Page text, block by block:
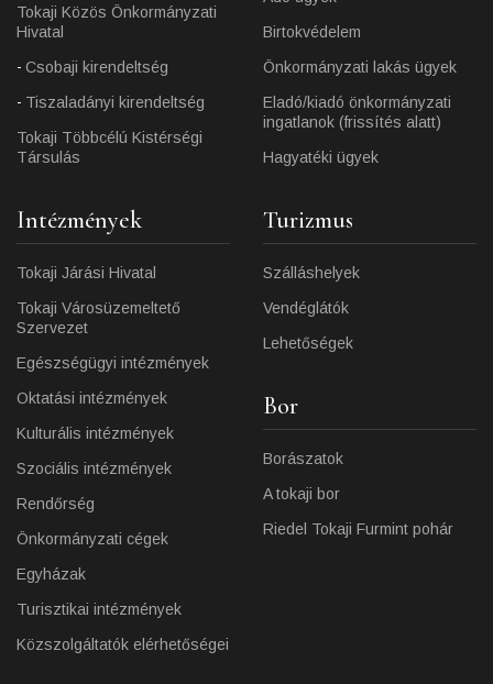
Tokaji Közös Önkormányzati
Hivatal
Csobaji kirendeltség
Tiszaladányi kirendeltség
Tokaji Többcélú Kistérségi
Társulás
Birtokvédelem
Önkormányzati lakás ügyek
Eladó/kiadó önkormányzati
ingatlanok (frissítés alatt)
Hagyatéki ügyek
Intézmények
Tokaji Járási Hivatal
Tokaji Városüzemeltető
Szervezet
Egészségügyi intézmények
Oktatási intézmények
Kulturális intézmények
Szociális intézmények
Rendőrség
Önkormányzati cégek
Egyházak
Turisztikai intézmények
Közszolgáltatók elérhetőségei
Turizmus
Szálláshelyek
Vendéglátók
Lehetőségek
Bor
Borászatok
A tokaji bor
Riedel Tokaji Furmint pohár